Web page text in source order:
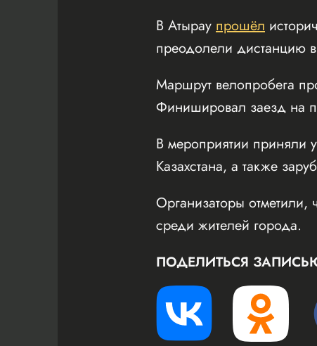
В Атырау прошёл
преодолели дистанцию
Маршрут велопробега
Финишировал заезд на
В мероприятии приняли
Казахстана, а также
Организаторы отметили,
среди жителей города.
ПОДЕЛИТЬСЯ